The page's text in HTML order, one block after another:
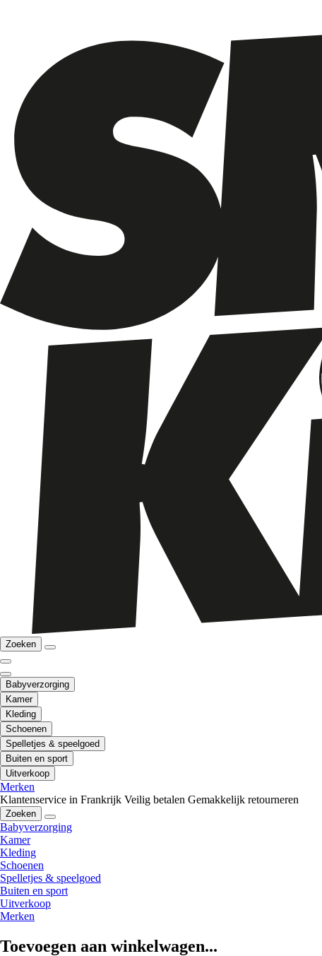
Zoeken
Babyverzorging
Kamer
Kleding
Schoenen
Spelletjes & speelgoed
Buiten en sport
Uitverkoop
Merken
Klantenservice in Frankrijk Veilig betalen Gemakkelijk retourneren
Zoeken
Babyverzorging
Kamer
Kleding
Schoenen
Spelletjes & speelgoed
Buiten en sport
Uitverkoop
Merken
Toevoegen aan winkelwagen...